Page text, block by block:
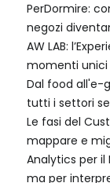
PerDormire:
negozi
AW LAB:
momenti unici
Dal food all'e-
tutti i settori
Le fasi del
mappare e
Analytics per
ma per